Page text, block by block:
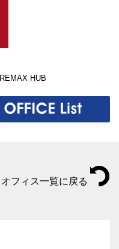
REMAX HUB
オフィス一覧に戻る